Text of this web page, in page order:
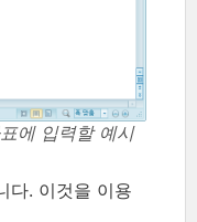
에 입력할 예시
다. 이것을 이용